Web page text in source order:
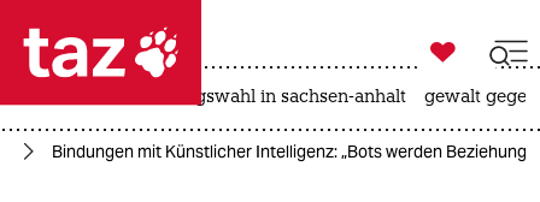
 taz zahl ich
taz zahl ich

taz zahl ich
landtagswahl in sachsen-anhalt gewalt
Bindungen mit Künstlicher Intelligenz: „Bots werden